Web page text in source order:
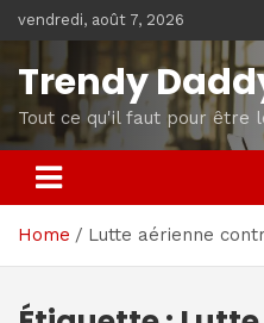
to
content
vendredi, août 7, 2026
Trendy
Tout ce qu'il faut pour être
Home Lutte aérienne